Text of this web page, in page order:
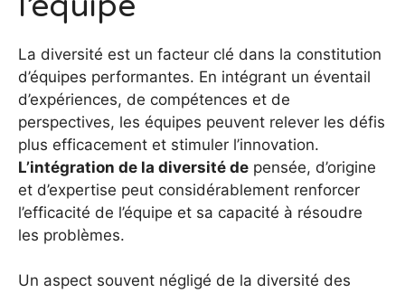
La diversité est un facteur clé dans la constitution
d’équipes performantes. En intégrant un éventail
d’expériences, de compétences et de
perspectives, les équipes peuvent relever les défis
plus efficacement et stimuler l’innovation.
L’intégration de la diversité de pensée, d’origine
et d’expertise peut considérablement renforcer
l’efficacité de l’équipe et sa capacité à résoudre
les problèmes.
Un aspect souvent négligé de la diversité des